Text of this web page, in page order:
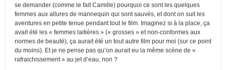
se demander (comme le fait Camille) pourquoi ce sont les quelques
femmes aux allures de mannequin qui sont sauvés, et dont on suit les
aventures en petite tenue pendant tout le film. Imaginez si à la place, ça
avait été les « femmes laitières » (« grosses » et non-conformes aux
normes de beauté), ça aurait été un tout autre film pour moi (sur ce point
du moins). Et je ne pense pas qu’on aurait eu la même scène de «
rafraichissement » au jet d’eau, non ?